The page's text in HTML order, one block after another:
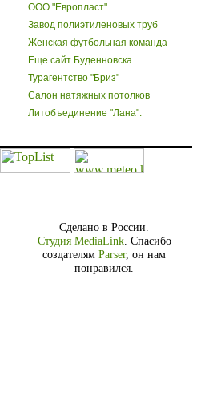
ООО "Европласт"
Завод полиэтиленовых труб
Женская футбольная команда
Еще сайт Буденновска
Турагентство "Бриз"
Салон натяжных потолков
Литобъединение "Лана".
Сделано в России.
Студия MediaLink. Спасибо
создателям Parser, он нам
понравился.